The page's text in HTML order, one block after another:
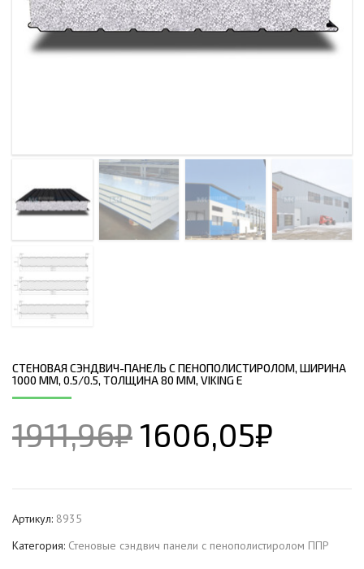
СТЕНОВАЯ СЭНДВИЧ-ПАНЕЛЬ С ПЕНОПОЛИСТИРОЛОМ, ШИРИНА
1000 ММ, 0.5/0.5, ТОЛЩИНА 80 ММ, VIKING E
1911,96₽ 1606,05₽
Артикул: 8935
Категория: Стеновые сэндвич панели с пенополистиролом ППР